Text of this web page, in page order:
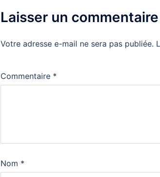
Laisser un commentaire
Votre adresse e-mail ne sera pas publiée.
Commentaire *
Nom *